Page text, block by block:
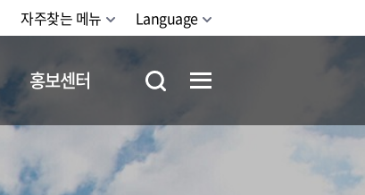
자주찾는 메뉴 Language
홍보센터